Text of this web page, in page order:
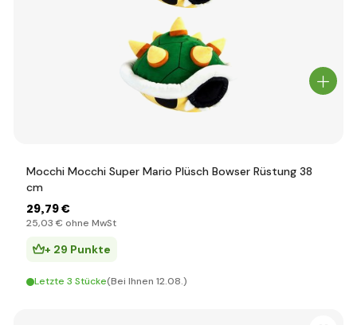
Mocchi Mocchi Super Mario Plüsch Bowser Rüstung 38
cm
29,79 €
25,03 € ohne MwSt
+ 29 Punkte
Letzte 3 Stücke(Bei Ihnen 12.08.)